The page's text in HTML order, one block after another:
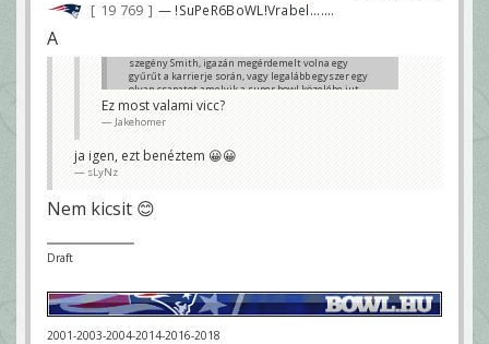
19 769 — !SuPeR6BoWL!Vrabel.......
A
szegény Smith, igazán megérdemelt volna egy
gyűrűt a karrierje során, vagy legalább egyszer egy
olyan csapatot amelyik a super bowl közelébe jut
sLyNz
Ez most valami vicc?
Jakehomer
ja igen, ezt benéztem 😀😀
sLyNz
Nem kicsit 😊
Draft
2001-2003-2004-2014-2016-2018